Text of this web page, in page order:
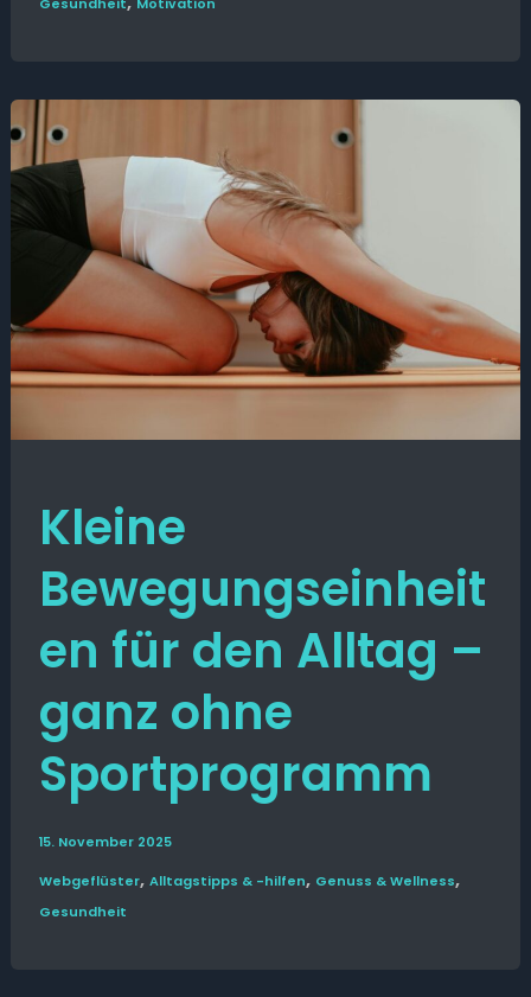
Gesund­heit Motivation
Kleine
Bewegungseinheit
en für den Alltag –
ganz ohne
Sportprogramm
15. November 2025
Web­­geflüster, Alltags­tipps & -hilfen, Genuss & Wellness,
Gesund­heit